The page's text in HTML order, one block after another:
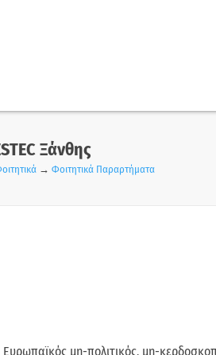
Ξάνθης
→ Φοιτητικά Παραρτήματα
μη-πολιτικός, μη-